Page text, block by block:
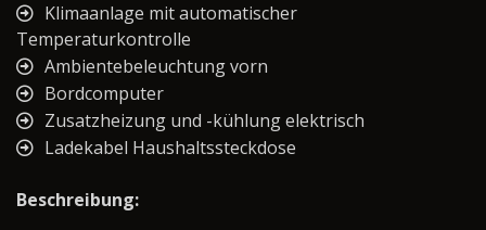
Klimaanlage mit automatischer
Temperaturkontrolle
Ambientebeleuchtung vorn
Bordcomputer
Zusatzheizung und -kühlung elektrisch
Ladekabel Haushaltssteckdose
Beschreibung: